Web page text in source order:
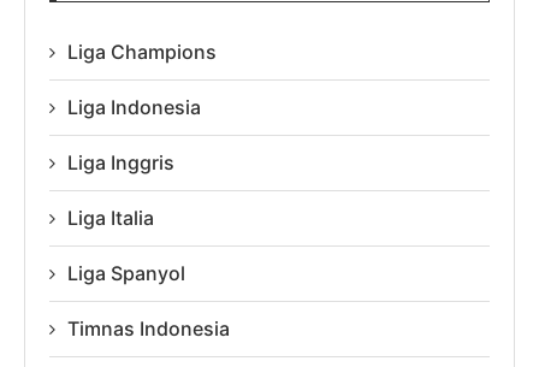
Liga Champions
Liga Indonesia
Liga Inggris
Liga Italia
Liga Spanyol
Timnas Indonesia